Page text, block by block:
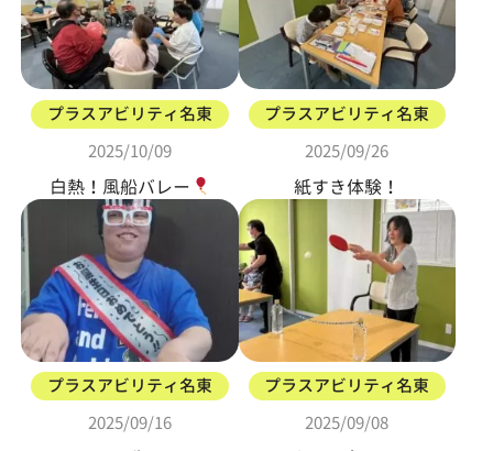
プラスアビリティ名東
2025/10/09
白熱！風船バレー
プラスアビリティ名東
2025/09/26
紙すき体験！
プラスアビリティ名東
2025/09/16
プラスアビリティ名東
2025/09/08